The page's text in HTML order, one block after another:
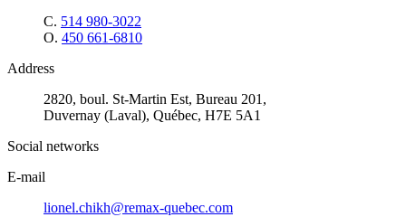
C. 514 980-3022
O. 450 661-6810
Address
2820, boul. St-Martin Est, Bureau 201,
Duvernay (Laval), Québec, H7E 5A1
Social networks
E-mail
lionel.chikh@remax-quebec.com